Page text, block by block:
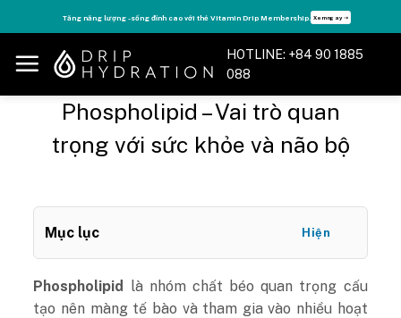
to
content
Tăng năng lượng - sống đỉnh cao với thẻ Vitamin Drip Membership. Xem ngay ➝
HOTLINE: +84 90 1885
088
Phospholipid – Vai trò quan
trọng với sức khỏe và não bộ
Mục lục Hiện
Phospholipid
là nhóm chất béo quan trọng cấu
tạo nên màng tế bào và tham gia vào nhiều hoạt